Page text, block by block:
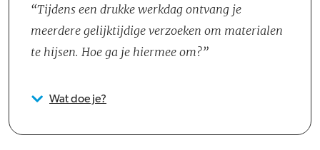
Tijdens een drukke werkdag ontvang je
meerdere gelijktijdige verzoeken om materialen
te hijsen. Hoe ga je hiermee om?
Wat doe je?